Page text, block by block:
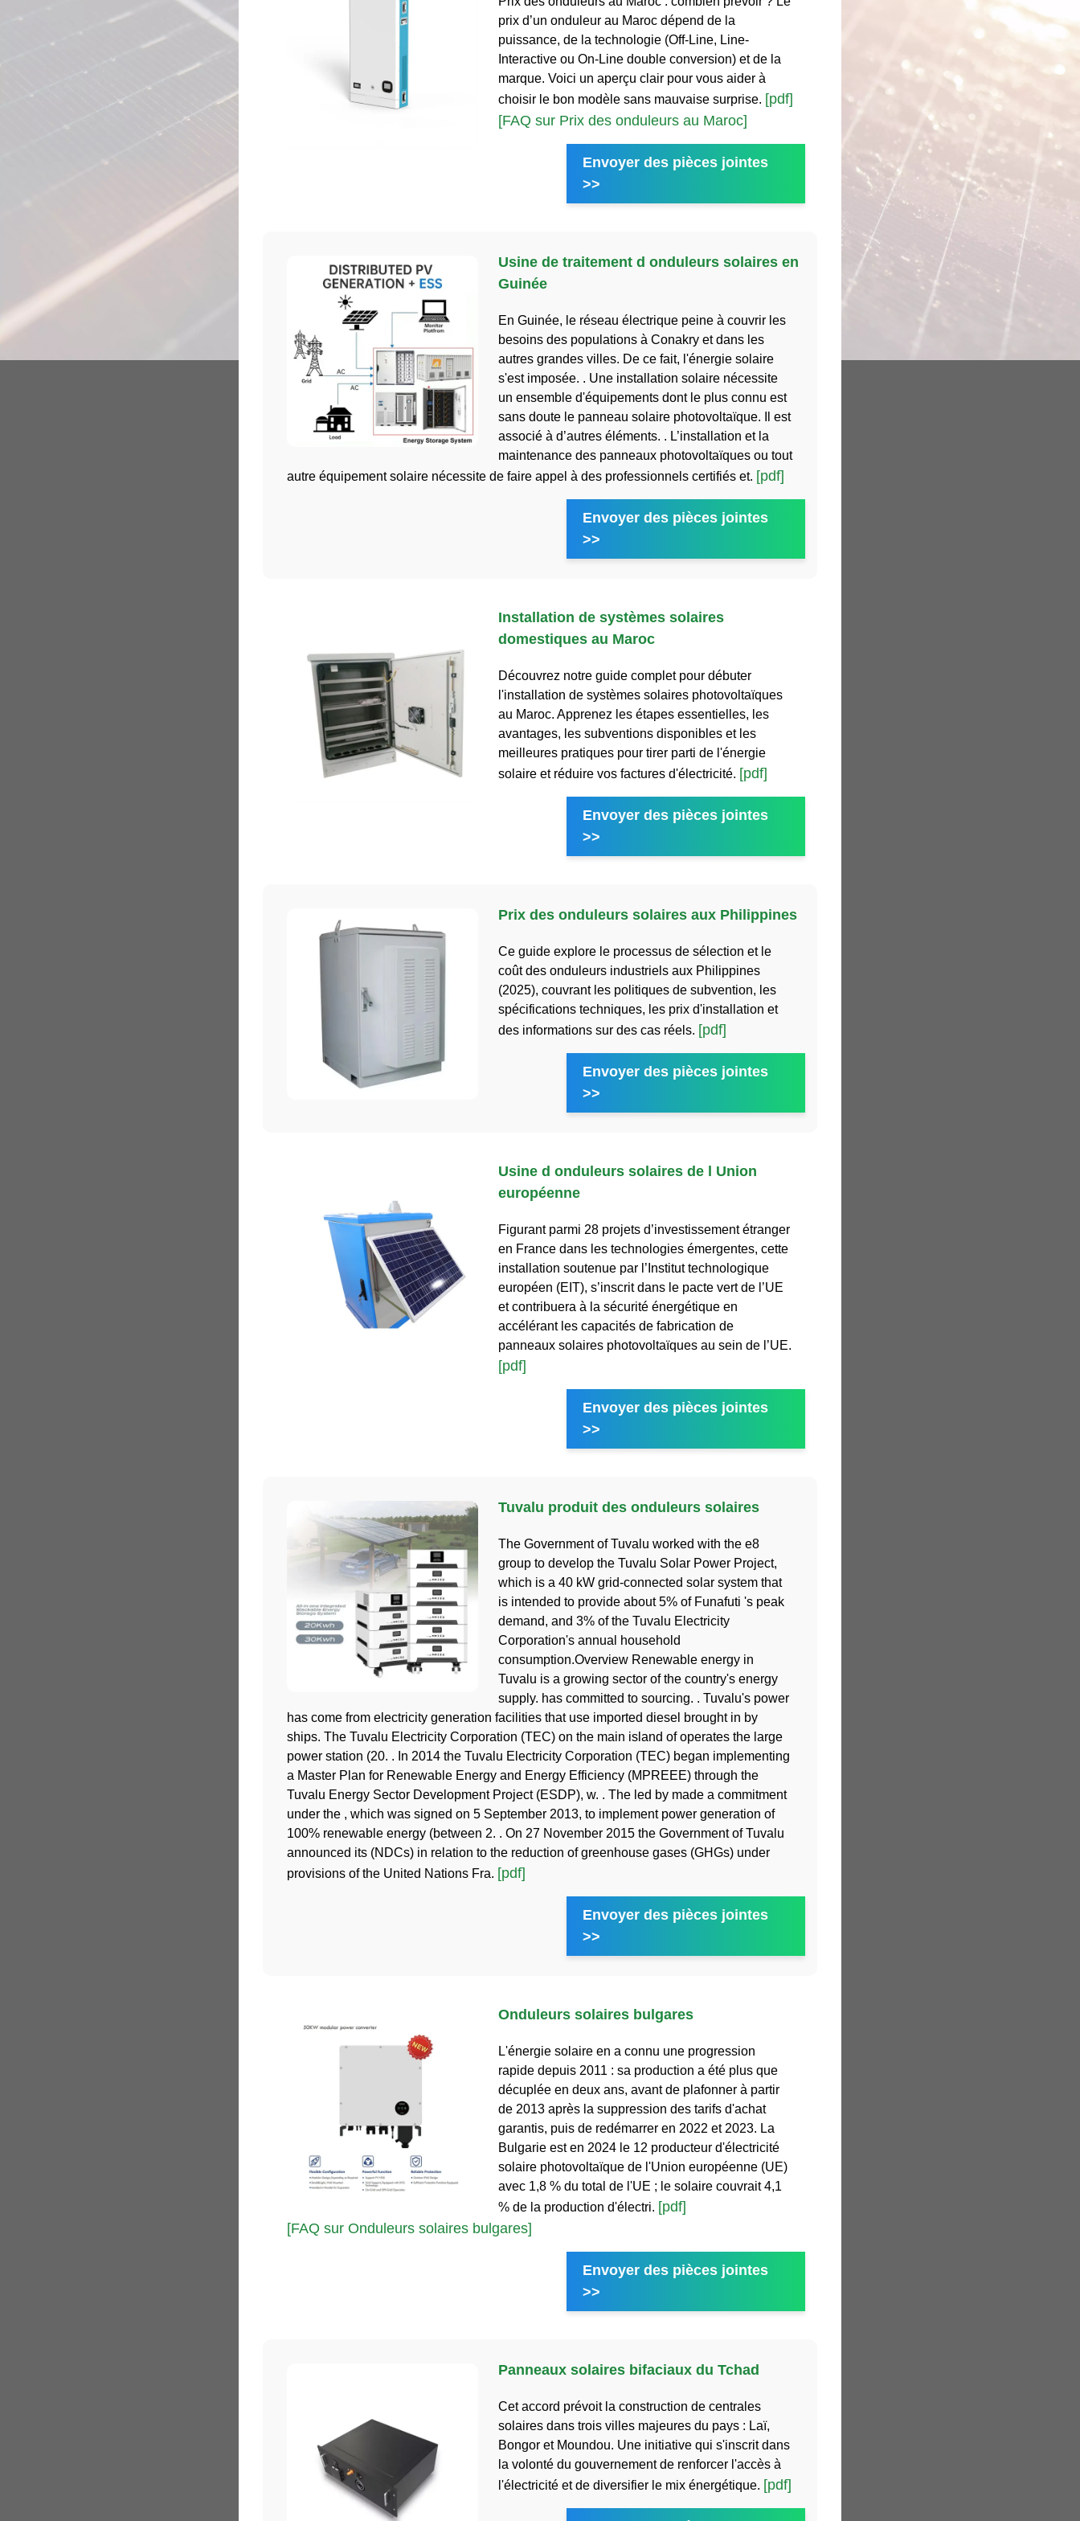
prix d’un onduleur au Maroc dépend de la
puissance, de la technologie (Off-Line, Line-
Interactive ou On-Line double conversion) et de la
marque. Voici un aperçu clair pour vous aider à
choisir le bon modèle sans mauvaise surprise. [pdf]
[FAQ sur Prix des onduleurs au Maroc]
Envoyer des pièces jointes
>>
Usine de traitement d onduleurs solaires en
Guinée
En Guinée, le réseau électrique peine à couvrir les
besoins des populations à Conakry et dans les
autres grandes villes. De ce fait, l'énergie solaire
s'est imposée. . Une installation solaire nécessite
un ensemble d'équipements dont le plus connu est
sans doute le panneau solaire photovoltaïque. Il est
associé à d’autres éléments. . L’installation et la
maintenance des panneaux photovoltaïques ou tout
autre équipement solaire nécessite de faire appel à des professionnels certifiés et. [pdf]
Envoyer des pièces jointes
>>
Installation de systèmes solaires
domestiques au Maroc
Découvrez notre guide complet pour débuter
l'installation de systèmes solaires photovoltaïques
au Maroc. Apprenez les étapes essentielles, les
avantages, les subventions disponibles et les
meilleures pratiques pour tirer parti de l'énergie
solaire et réduire vos factures d'électricité. [pdf]
Envoyer des pièces jointes
>>
Prix ​​des onduleurs solaires aux Philippines
Ce guide explore le processus de sélection et le
coût des onduleurs industriels aux Philippines
(2025), couvrant les politiques de subvention, les
spécifications techniques, les prix d'installation et
des informations sur des cas réels. [pdf]
Envoyer des pièces jointes
>>
Usine d onduleurs solaires de l Union
européenne
Figurant parmi 28 projets d’investissement étranger
en France dans les technologies émergentes, cette
installation soutenue par l’Institut technologique
européen (EIT), s’inscrit dans le pacte vert de l’UE
et contribuera à la sécurité énergétique en
accélérant les capacités de fabrication de
panneaux solaires photovoltaïques au sein de l’UE.
[pdf]
Envoyer des pièces jointes
>>
Tuvalu produit des onduleurs solaires
The Government of Tuvalu worked with the e8
group to develop the Tuvalu Solar Power Project,
which is a 40 kW grid-connected solar system that
is intended to provide about 5% of Funafuti 's peak
demand, and 3% of the Tuvalu Electricity
Corporation's annual household
consumption.Overview Renewable energy in
Tuvalu is a growing sector of the country's energy
supply. has committed to sourcing. . Tuvalu's power
has come from electricity generation facilities that use imported diesel brought in by
ships. The Tuvalu Electricity Corporation (TEC) on the main island of operates the large
power station (20. . In 2014 the Tuvalu Electricity Corporation (TEC) began implementing
a Master Plan for Renewable Energy and Energy Efficiency (MPREEE) through the
Tuvalu Energy Sector Development Project (ESDP), w. . The led by made a commitment
under the , which was signed on 5 September 2013, to implement power generation of
100% renewable energy (between 2. . On 27 November 2015 the Government of Tuvalu
announced its (NDCs) in relation to the reduction of greenhouse gases (GHGs) under
provisions of the United Nations Fra. [pdf]
Envoyer des pièces jointes
>>
Onduleurs solaires bulgares
L'énergie solaire en a connu une progression
rapide depuis 2011 : sa production a été plus que
décuplée en deux ans, avant de plafonner à partir
de 2013 après la suppression des tarifs d'achat
garantis, puis de redémarrer en 2022 et 2023. La
Bulgarie est en 2024 le 12 producteur d'électricité
solaire photovoltaïque de l'Union européenne (UE)
avec 1,8 % du total de l'UE ; le solaire couvrait 4,1
% de la production d'électri. [pdf]
[FAQ sur Onduleurs solaires bulgares]
Envoyer des pièces jointes
>>
Panneaux solaires bifaciaux du Tchad
Cet accord prévoit la construction de centrales
solaires dans trois villes majeures du pays : Laï,
Bongor et Moundou. Une initiative qui s'inscrit dans
la volonté du gouvernement de renforcer l'accès à
l'électricité et de diversifier le mix énergétique. [pdf]